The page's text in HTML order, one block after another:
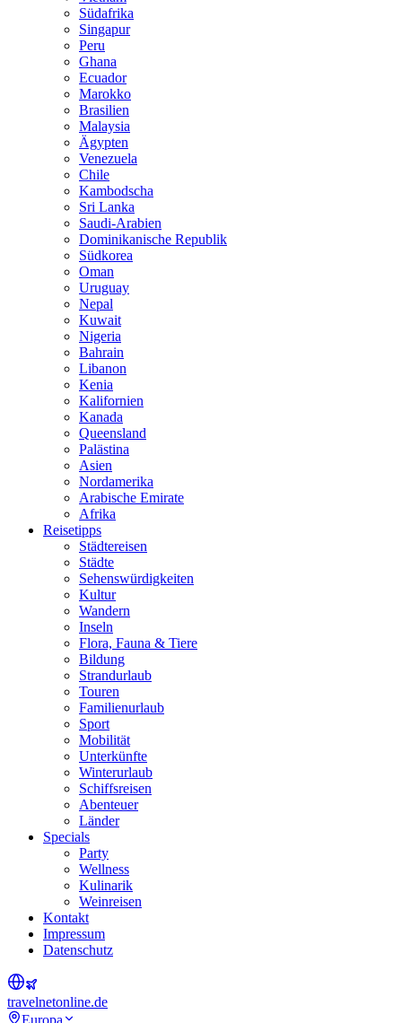
Südafrika
Singapur
Peru
Ghana
Ecuador
Marokko
Brasilien
Malaysia
Ägypten
Venezuela
Chile
Kambodscha
Sri Lanka
Saudi-Arabien
Dominikanische Republik
Südkorea
Oman
Uruguay
Nepal
Kuwait
Nigeria
Bahrain
Libanon
Kenia
Kalifornien
Kanada
Queensland
Palästina
Asien
Nordamerika
Arabische Emirate
Afrika
Reisetipps
Städtereisen
Städte
Sehenswürdigkeiten
Kultur
Wandern
Inseln
Flora, Fauna & Tiere
Bildung
Strandurlaub
Touren
Familienurlaub
Sport
Mobilität
Unterkünfte
Winterurlaub
Schiffsreisen
Abenteuer
Länder
Specials
Party
Wellness
Kulinarik
Weinreisen
Kontakt
Impressum
Datenschutz
travelnetonline.de
Europa